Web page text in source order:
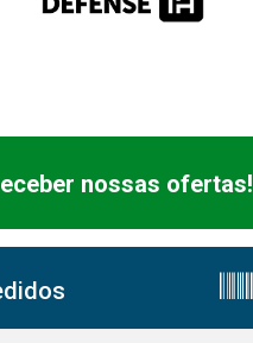
nossas ofertas!